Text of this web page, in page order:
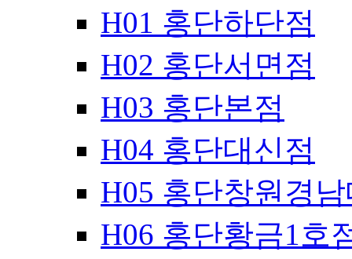
H01 홍단하단점
H02 홍단서면점
H03 홍단본점
H04 홍단대신점
H05 홍단창원경
H06 홍단황금1호